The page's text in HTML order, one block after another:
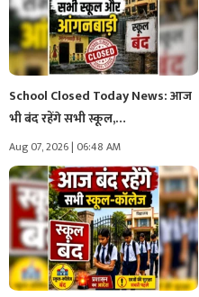
School Closed Today News: आज
भी बंद रहेंगे सभी स्कूल,…
Aug 07, 2026 | 06:48 AM